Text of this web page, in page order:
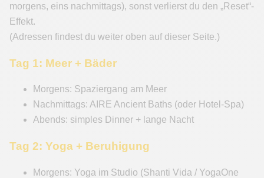
morgens, eins nachmittags), sonst verlierst du den „Reset“-
Effekt.
(Adressen findest du weiter oben auf dieser Seite.)
Tag 1: Meer + Bäder
Morgens: Spaziergang am Meer
Nachmittags: AIRE Ancient Baths (oder Hotel-Spa)
Abends: simples Dinner + lange Nacht
Tag 2: Yoga + Beruhigung
Morgens: Yoga im Studio (Shanti Vida / YogaOne